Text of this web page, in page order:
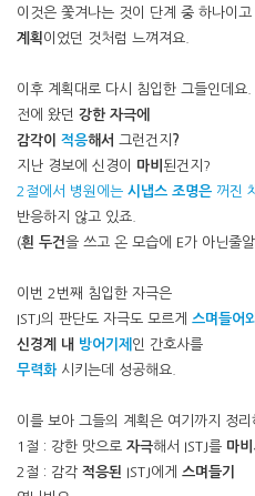
이것은 쫓겨나는 것이 단계 중 하나이고
계획이었던 것처럼 느껴져요.
이후 계획대로 다시 침입한 그들인데요.
전에 왔던 강한 자극에
감각이
적응해서 그런건지 ?
지난 경보에 신경이 마비 된건지?
2절에서 병원에는 시냅스 조명은 꺼진
반응하지 않고 있죠.
(흰 두건을 쓰고 온 모습에 E가 아닌줄
이번 2번째 침입한 자극은
ISTJ의 판단도 자극도 모르게
스며들어
신경계 내 방어기제 인 간호사를
무력화시키는데 성공해요.
이를 보아 그들의 계획은 여기까지 정리
1절 : 강한 맛으로 자극해서 ISTJ를 마비
2절 : 감각 적응된 ISTJ에게 스며들기